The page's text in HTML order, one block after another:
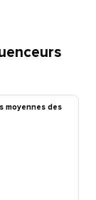
moyennes des